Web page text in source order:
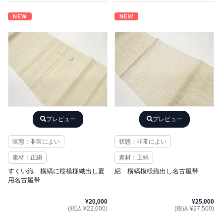
NEW
プレビュー
状態：非常によい
素材：正絹
すくい織 横縞に桜模様織出し夏
用名古屋帯
¥20,000
(税込 ¥22,000)
NEW
プレビュー
状態：非常によい
素材：正絹
絽 横縞模様織出し名古屋帯
¥25,000
(税込 ¥27,500)